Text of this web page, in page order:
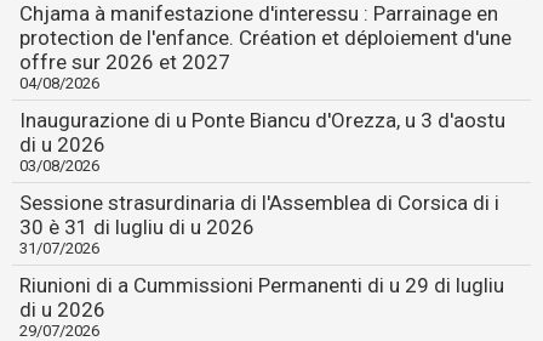
Chjama à manifestazione d'interessu : Parrainage en
protection de l'enfance. Création et déploiement d'une
offre sur 2026 et 2027
04/08/2026
Inaugurazione di u Ponte Biancu d'Orezza, u 3 d'aostu
di u 2026
03/08/2026
Sessione strasurdinaria di l'Assemblea di Corsica di i
30 è 31 di lugliu di u 2026
31/07/2026
Riunioni di a Cummissioni Permanenti di u 29 di lugliu
di u 2026
29/07/2026